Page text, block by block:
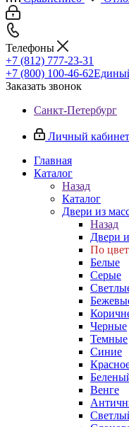
Телефоны
+7 (812) 777-23-31
+7 (800) 100-46-62
Заказать звонок
Санкт-Петербург
Личный кабинет
Главная
Каталог
Назад
Каталог
Двери из
Назад
Двери
По
Белые
Серые
Черные
Темные
Синие
Венге